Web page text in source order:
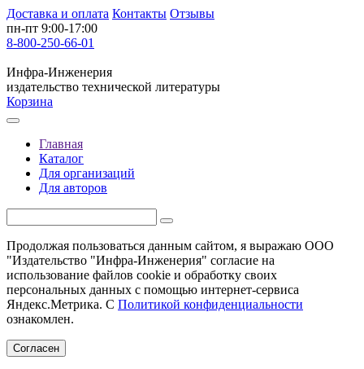
Доставка и оплата Контакты Отзывы
пн-пт 9:00-17:00
8-800-250-66-01
Инфра-Инженерия
издательство технической литературы
Корзина
Главная
Каталог
Для организаций
Для авторов
Продолжая пользоваться данным сайтом, я выражаю ООО
"Издательство "Инфра-Инженерия" согласие на
использование файлов cookie и обработку своих
персональных данных с помощью интернет-сервиса
Яндекс.Метрика. С Политикой конфиденциальности
ознакомлен.
Согласен